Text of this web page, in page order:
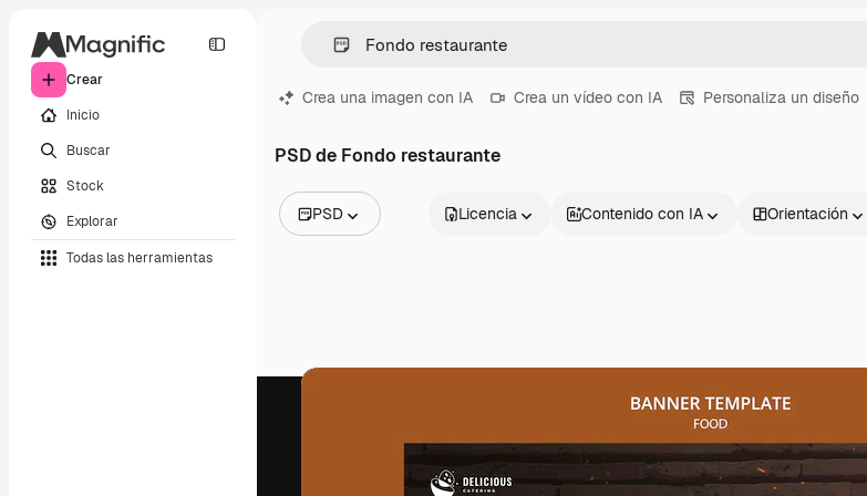
Crear
Inicio
Buscar
Stock
Explorar
Todas las herramientas
Crea una imagen con IA Crea un vídeo con IA Personaliza un diseño
PSD de Fondo restaurante
PSD
Vídeos
Licencia Contenido con IA Orientación
Productos